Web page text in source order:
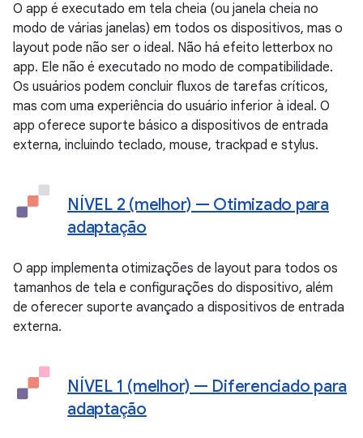
O app é executado em tela cheia (ou janela cheia no
modo de várias janelas) em todos os dispositivos, mas o
layout pode não ser o ideal. Não há efeito letterbox no
app. Ele não é executado no modo de compatibilidade.
Os usuários podem concluir fluxos de tarefas críticos,
mas com uma experiência do usuário inferior à ideal. O
app oferece suporte básico a dispositivos de entrada
externa, incluindo teclado, mouse, trackpad e stylus.
NÍVEL 2 (melhor) — Otimizado para
adaptação
O app implementa otimizações de layout para todos os
tamanhos de tela e configurações do dispositivo, além
de oferecer suporte avançado a dispositivos de entrada
externa.
NÍVEL 1 (melhor) — Diferenciado para
adaptação